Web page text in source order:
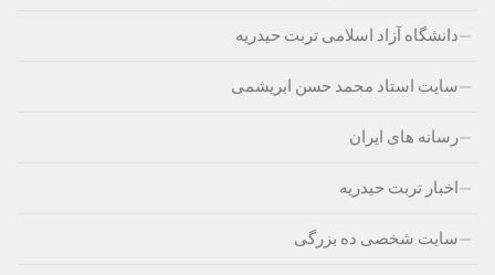
دانشگاه آزاد اسلامی تربت حیدریه
سایت استاد محمد حسن ابریشمی
رسانه های ایران
اخبار تربت حیدریه
سایت شخصی ده بزرگی